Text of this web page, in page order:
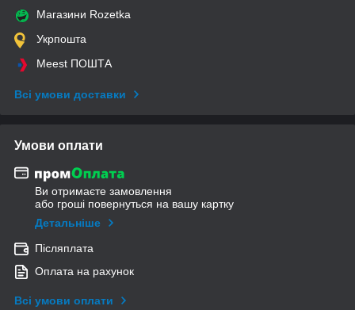
Магазини Rozetka
Укрпошта
Meest ПОШТА
Всі умови доставки
Умови оплати
Ви отримаєте замовлення
або гроші повернуться на вашу картку
Детальніше
Післяплата
Оплата на рахунок
Всі умови оплати